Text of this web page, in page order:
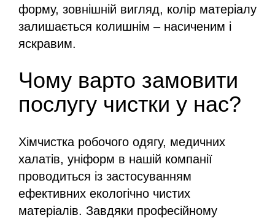
форму, зовнішній вигляд, колір матеріалу
залишається колишнім – насиченим і
яскравим.
Чому варто замовити
послугу чистки у нас?
Хімчистка робочого одягу, медичних
халатів, уніформ в нашій компанії
проводиться із застосуванням
ефективних екологічно чистих
матеріалів. Завдяки професійному